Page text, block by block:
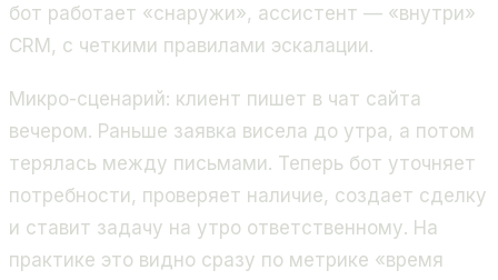
бот работает «снаружи», ассистент — «внутри»
CRM, с четкими правилами эскалации.
Микро-сценарий: клиент пишет в чат сайта
вечером. Раньше заявка висела до утра, а потом
терялась между письмами. Теперь бот уточняет
потребности, проверяет наличие, создает сделку
и ставит задачу на утро ответственному. На
практике это видно сразу по метрике «время